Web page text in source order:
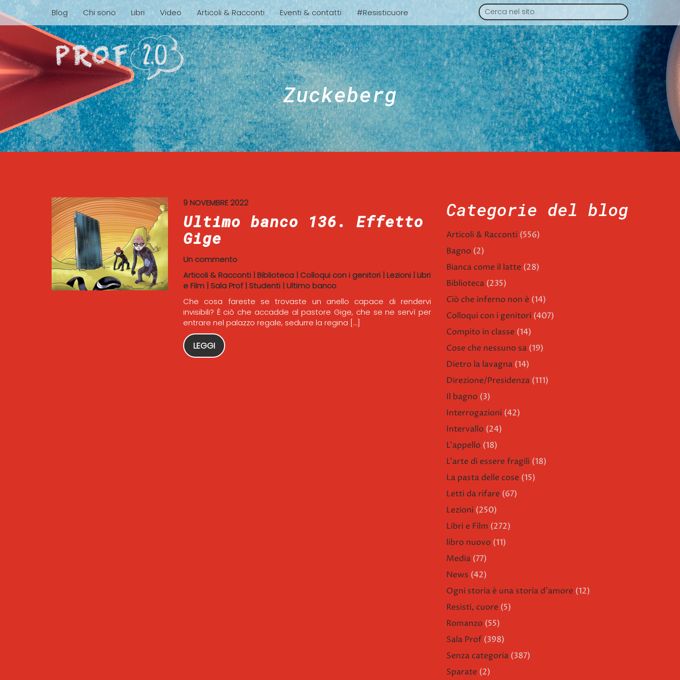
Blog Chi sono Libri Video Articoli & Racconti Eventi & contatti #Resisticuore
Zuckeberg
9 NOVEMBRE 2022
Ultimo banco 136. Effetto
Gige
Un commento
Articoli & Racconti| Biblioteca| Colloqui con i genitori| Lezioni| Libri
e Film| Sala Prof| Studenti| Ultimo banco
Che cosa fareste se trovaste un anello capace di rendervi
invisibili? È ciò che accadde al pastore Gige, che se ne servì per
entrare nel palazzo regale, sedurre la regina […]
LEGGI
Categorie del blog
Articoli & Racconti (556)
Bagno (2)
Bianca come il latte (28)
Biblioteca (235)
Ciò che inferno non è (14)
Colloqui con i genitori (407)
Compito in classe (14)
Cose che nessuno sa (19)
Dietro la lavagna (14)
Direzione/Presidenza (111)
Il bagno (3)
Interrogazioni (42)
Intervallo (24)
L'appello (18)
L'arte di essere fragili (18)
La pasta delle cose (15)
Letti da rifare (67)
Lezioni (250)
Libri e Film (272)
libro nuovo (11)
Media (77)
News (42)
Ogni storia è una storia d'amore (12)
Resisti, cuore (5)
Romanzo (55)
Sala Prof (398)
Senza categoria (387)
Sparate (2)